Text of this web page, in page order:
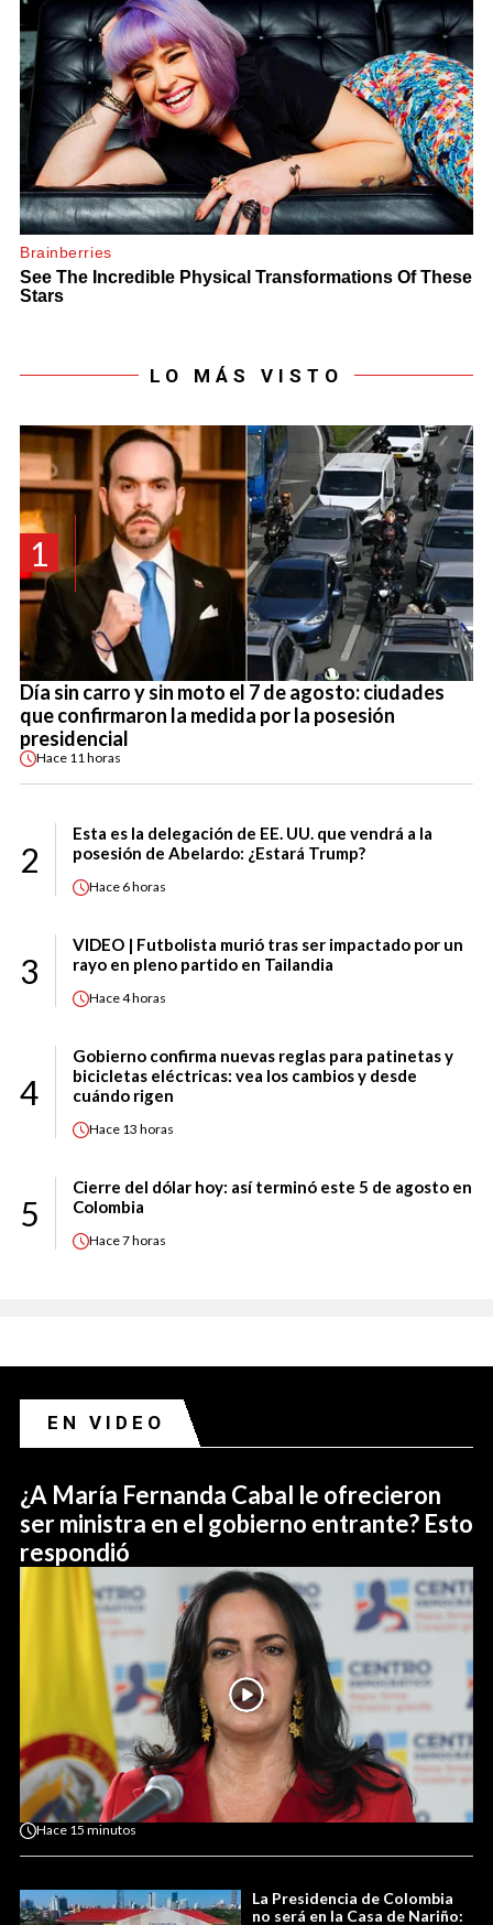
LO MÁS VISTO
1
Día sin carro y sin moto el 7 de agosto: ciudades
que confirmaron la medida por la posesión
presidencial
Hace 11 horas
2
Esta es la delegación de EE. UU. que vendrá a la
posesión de Abelardo: ¿Estará Trump?
Hace 6 horas
3
VIDEO | Futbolista murió tras ser impactado por un
rayo en pleno partido en Tailandia
Hace4 horas
4
Gobierno confirma nuevas reglas para patinetas y
bicicletas eléctricas: vea los cambios y desde
cuándo rigen
Hace 13 horas
5
Cierre del dólar hoy: así terminó este 5 de agosto en
Colombia
Hace7 horas
EN VIDEO
¿A María Fernanda Cabal le ofrecieron
ser ministra en el gobierno entrante? Esto
respondió
Hace 15 minutos
La Presidencia de Colombia
no será en la Casa de Nariño: